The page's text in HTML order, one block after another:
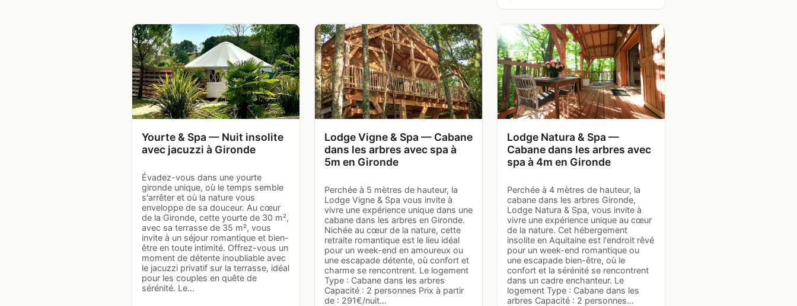
Yourte & Spa — Nuit insolite
avec jacuzzi à Gironde
Évadez-vous dans une yourte
gironde unique, où le temps semble
s'arrêter et où la nature vous
enveloppe de sa douceur. Au cœur
de la Gironde, cette yourte de 30 m²,
avec sa terrasse de 35 m², vous
invite à un séjour romantique et bien-
être en toute intimité. Offrez-vous un
moment de détente inoubliable avec
le jacuzzi privatif sur la terrasse, idéal
pour les couples en quête de
sérénité. Le…
Lodge Vigne & Spa — Cabane
dans les arbres avec spa à
5m en Gironde
Perchée à 5 mètres de hauteur, la
Lodge Vigne & Spa vous invite à
vivre une expérience unique dans une
cabane dans les arbres en Gironde.
Nichée au cœur de la nature, cette
retraite romantique est le lieu idéal
pour un week-end en amoureux ou
une escapade détente, où confort et
charme se rencontrent. Le logement
Type : Cabane dans les arbres
Capacité : 2 personnes Prix à partir
de : 291€/nuit…
Lodge Natura & Spa —
Cabane dans les arbres avec
spa à 4m en Gironde
Perchée à 4 mètres de hauteur, la
cabane dans les arbres Gironde,
Lodge Natura & Spa, vous invite à
vivre une expérience unique au cœur
de la nature. Cet hébergement
insolite en Aquitaine est l'endroit rêvé
pour un week-end romantique ou
une escapade bien-être, où le
confort et la sérénité se rencontrent
dans un cadre enchanteur. Le
logement Type : Cabane dans les
arbres Capacité : 2 personnes…